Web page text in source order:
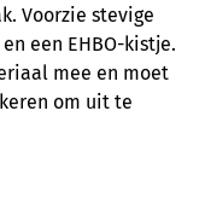
Voorzie stevige
een EHBO-kistje.
mee en moet
om uit te